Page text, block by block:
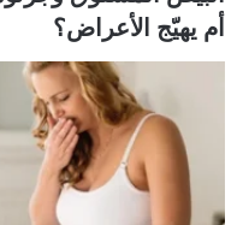
أم يهيّج الأعراض؟